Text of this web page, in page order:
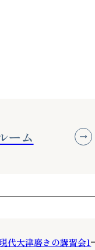
ーム
代大津磨きの講習会1